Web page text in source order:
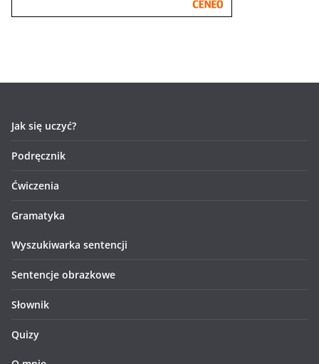
Jak się uczyć?
Podręcznik
Ćwiczenia
Gramatyka
Wyszukiwarka sentencji
Sentencje obrazkowe
Słownik
Quizy